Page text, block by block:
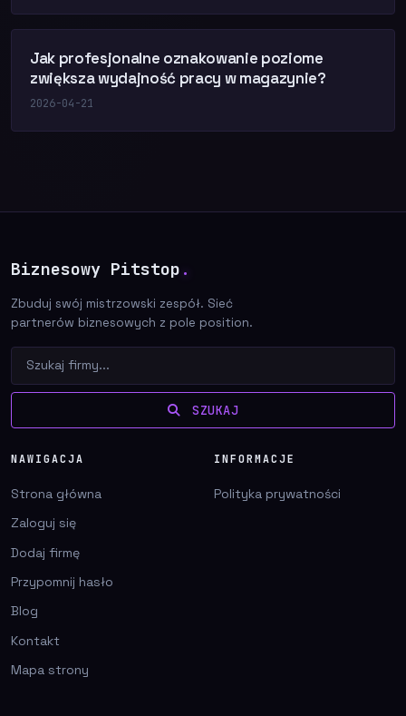
Jak profesjonalne oznakowanie poziome
zwiększa wydajność pracy w magazynie?
2026-04-21
Biznesowy Pitstop .
Zbuduj swój mistrzowski zespół. Sieć
partnerów biznesowych z pole position.
SZUKAJ
NAWIGACJA
Strona główna
Zaloguj się
Dodaj firmę
Przypomnij hasło
Blog
Kontakt
Mapa strony
INFORMACJE
Polityka prywatności